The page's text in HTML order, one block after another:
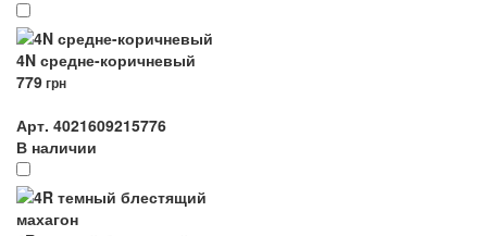
4N средне-коричневый
779грн
Арт. 4021609215776
В наличии